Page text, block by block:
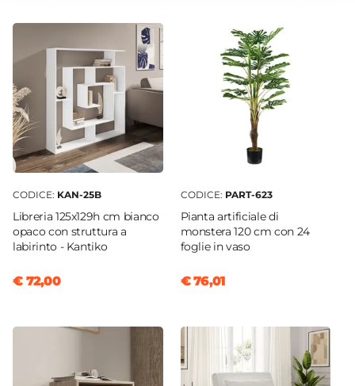
CODICE: KAN-25B
Libreria 125x129h cm bianco
opaco con struttura a
labirinto - Kantiko
€ 72,00
CODICE: PART-623
Pianta artificiale di
monstera 120 cm con 24
foglie in vaso
€ 76,01